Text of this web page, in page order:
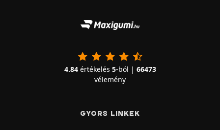
4.84értékelés 5-ból | 66473
vélemény
GYORS LINKEK